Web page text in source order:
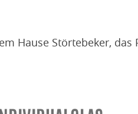
Hause Störtebeker,